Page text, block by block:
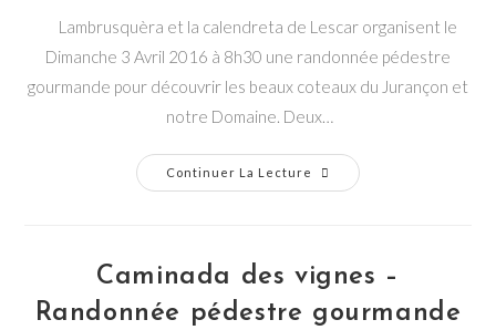
Lambrusquèra et la calendreta de Lescar organisent le
Dimanche 3 Avril 2016 à 8h30 une randonnée pédestre
gourmande pour découvrir les beaux coteaux du Jurançon et
notre Domaine. Deux…
Continuer La Lecture
Caminada
Des
Gourmande
À
Caminada des vignes –
Randonnée pédestre gourmande